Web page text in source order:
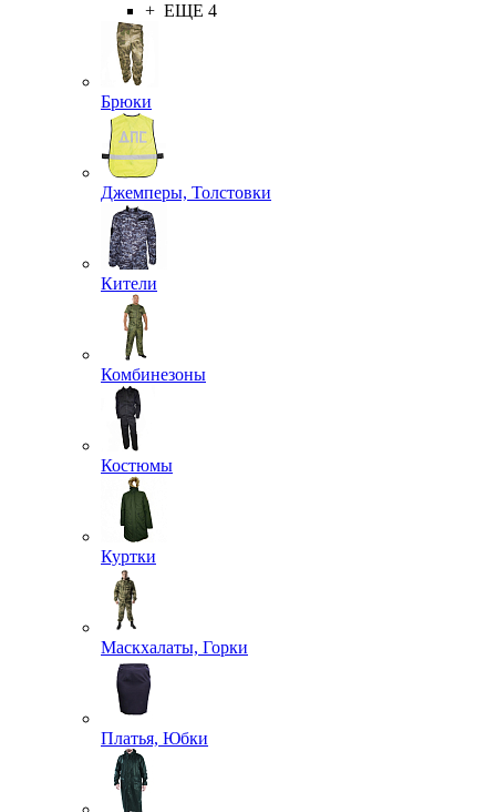
+ ЕЩЕ 4
Брюки
Джемперы, Толстовки
Кители
Комбинезоны
Костюмы
Куртки
Маскхалаты, Горки
Платья, Юбки